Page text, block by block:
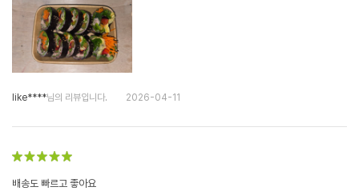
like****님의 리뷰입니다. 2026-04-11
배송도 빠르고 좋아요